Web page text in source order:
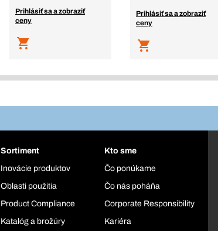
Prihlásiť sa a zobraziť
ceny
Prihlásiť sa a zobraziť
ceny
Sortiment
Inovácie produktov
Oblasti použitia
Product Compliance
Katalóg a brožúry
Kto sme
Čo ponúkame
Čo nás poháňa
Corporate Responsibility
Kariéra